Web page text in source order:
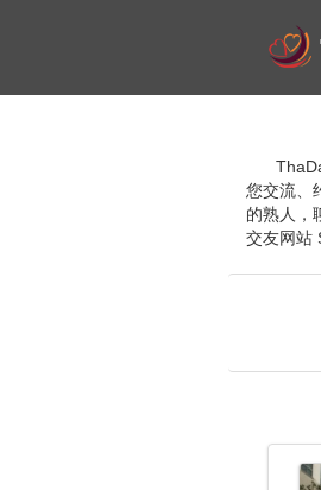
您交流、
的熟人，
交友网站